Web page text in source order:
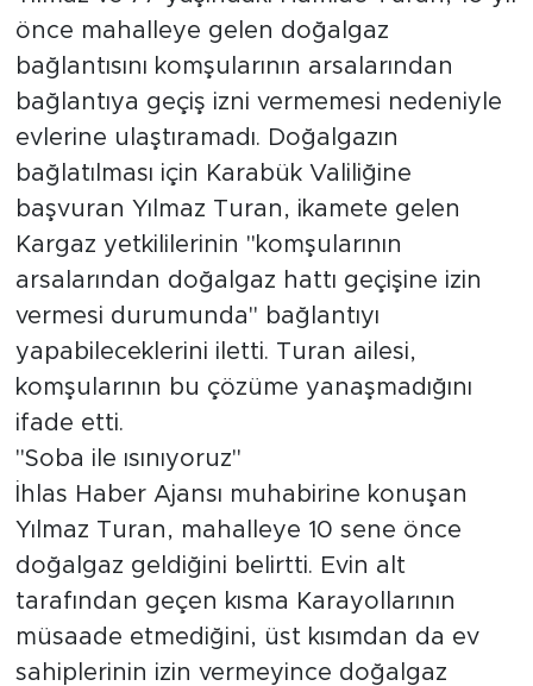
Yılmaz ve 77 yaşındaki Hamide Turan, 10 yıl
önce mahalleye gelen doğalgaz
bağlantısını komşularının arsalarından
bağlantıya geçiş izni vermemesi nedeniyle
evlerine ulaştıramadı. Doğalgazın
bağlatılması için Karabük Valiliğine
başvuran Yılmaz Turan, ikamete gelen
Kargaz yetkililerinin "komşularının
arsalarından doğalgaz hattı geçişine izin
vermesi durumunda" bağlantıyı
yapabileceklerini iletti. Turan ailesi,
komşularının bu çözüme yanaşmadığını
ifade etti.
"Soba ile ısınıyoruz"
İhlas Haber Ajansı muhabirine konuşan
Yılmaz Turan, mahalleye 10 sene önce
doğalgaz geldiğini belirtti. Evin alt
tarafından geçen kısma Karayollarının
müsaade etmediğini, üst kısımdan da ev